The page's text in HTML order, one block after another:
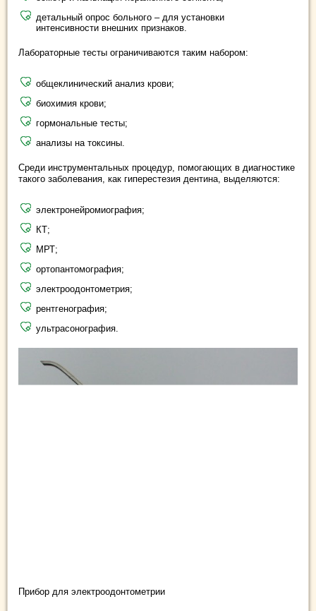
детальный опрос больного – для установки
интенсивности внешних признаков.
Лабораторные тесты ограничиваются таким набором:
общеклинический анализ крови;
биохимия крови;
гормональные тесты;
анализы на токсины.
Среди инструментальных процедур, помогающих в диагностике
такого заболевания, как гиперестезия дентина, выделяются:
электронейромиография;
КТ;
МРТ;
ортопантомография;
электроодонтометрия;
рентгенография;
ультрасонография.
Прибор для электроодонтометрии